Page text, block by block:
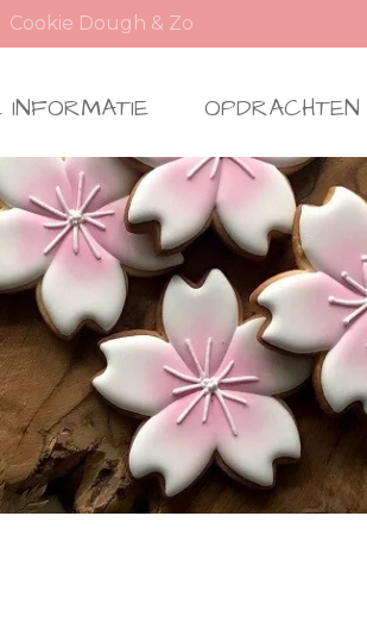
Cookie Dough & Zo
INFORMATIE OPDRACHTEN